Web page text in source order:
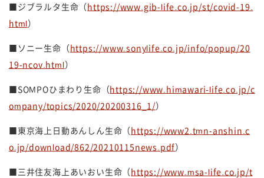
■ジブラルタ生命（https://www.gib-life.co.jp/st/covid-19.
html）
■ソニー生命（https://www.sonylife.co.jp/info/popup/20
19-ncov.html）
■SOMPOひまわり生命（https://www.himawari-life.co.jp/c
ompany/topics/2020/20200316_1/）
■東京海上日動あんしん生命（https://www2.tmn-anshin.c
o.jp/download/862/20210115news.pdf）
■三井住友海上あいおい生命（https://www.msa-life.co.jp/t